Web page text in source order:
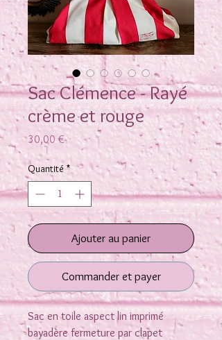
Sac Clémence - Rayé
crème et rouge
30,00 €Prix
Quantité *
Ajouter au panier
Commander et payer
Sac en toile aspect lin imprimé
bayadère fermeture par clapet